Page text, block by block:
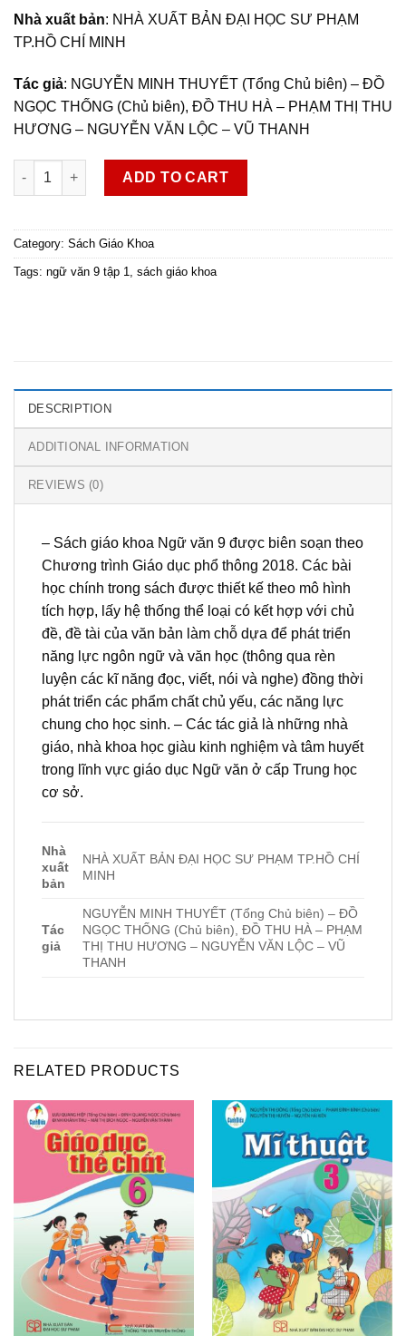
Nhà xuất bản: NHÀ XUẤT BẢN ĐẠI HỌC SƯ PHẠM
TP.HỒ CHÍ MINH
Tác giả: NGUYỄN MINH THUYẾT (Tổng Chủ biên) – ĐỒ
NGỌC THỐNG (Chủ biên), ĐỒ THU HÀ – PHẠM THỊ THU
HƯƠNG – NGUYỄN VĂN LỘC – VŨ THANH
Ngữ văn 9, tập một quantity
ADD TO CART
Category: Sách Giáo Khoa
Tags: ngữ văn 9 tập 1 sách giáo khoa
DESCRIPTION
ADDITIONAL INFORMATION
REVIEWS (0)
– Sách giáo khoa Ngữ văn 9 được biên soạn theo
Chương trình Giáo dục phổ thông 2018. Các bài
học chính trong sách được thiết kế theo mô hình
tích hợp, lấy hệ thống thể loại có kết hợp với chủ
đề, đề tài của văn bản làm chỗ dựa để phát triển
năng lực ngôn ngữ và văn học (thông qua rèn
luyện các kĩ năng đọc, viết, nói và nghe) đồng thời
phát triển các phẩm chất chủ yếu, các năng lực
chung cho học sinh. – Các tác giả là những nhà
giáo, nhà khoa học giàu kinh nghiệm và tâm huyết
trong lĩnh vực giáo dục Ngữ văn ở cấp Trung học
cơ sở.
Nhà
xuất
bản
NHÀ XUẤT BẢN ĐẠI HỌC SƯ PHẠM TP.HỒ CHÍ
MINH
Tác
giả
NGUYỄN MINH THUYẾT (Tổng Chủ biên) – ĐỒ
NGỌC THỐNG (Chủ biên), ĐỒ THU HÀ – PHẠM
THỊ THU HƯƠNG – NGUYỄN VĂN LỘC – VŨ
THANH
RELATED PRODUCTS